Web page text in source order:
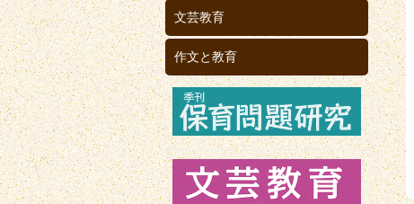
文芸教育
作文と教育